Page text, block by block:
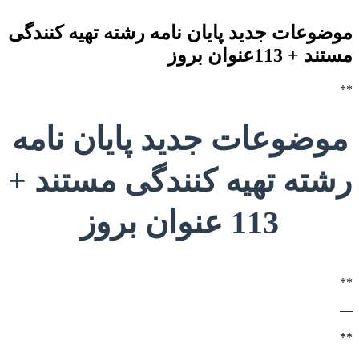
موضوعات جدید پایان نامه رشته تهیه کنندگی
مستند + 113عنوان بروز
**
موضوعات جدید پایان نامه
رشته تهیه کنندگی مستند +
113 عنوان بروز
**
—
**